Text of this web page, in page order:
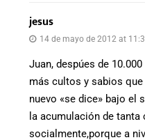
jesus
14 de mayo de 2012 at
Juan, despúes de
más cultos y sabios
nuevo «se dice» bajo el
la acumulación de
socialmente,porque a